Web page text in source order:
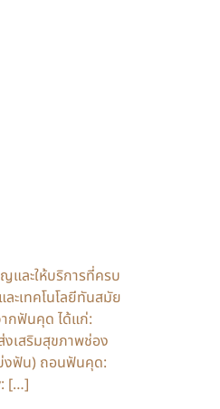
และให้บริการที่ครบ
เทคโนโลยีทันสมัย
กฟันคุด ได้แก่:
เสริมสุขภาพช่อง
งฟัน) ถอนฟันคุด:
[…]